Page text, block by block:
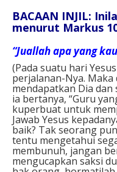
BACAAN INJIL:
menurut Markus
“Juallah apa yang
(Pada suatu hari
perjalanan-Nya.
mendapatkan Dia
ia bertanya, “Guru
kuperbuat untuk
Jawab Yesus
baik? Tak seorang
tentu mengetahui
membunuh, jangan
mengucapkan saksi